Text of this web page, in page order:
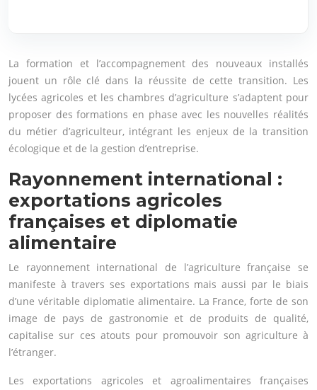
La formation et l’accompagnement des nouveaux installés
jouent un rôle clé dans la réussite de cette transition. Les
lycées agricoles et les chambres d’agriculture s’adaptent pour
proposer des formations en phase avec les nouvelles réalités
du métier d’agriculteur, intégrant les enjeux de la transition
écologique et de la gestion d’entreprise.
Rayonnement international :
exportations agricoles
françaises et diplomatie
alimentaire
Le rayonnement international de l’agriculture française se
manifeste à travers ses exportations mais aussi par le biais
d’une véritable diplomatie alimentaire. La France, forte de son
image de pays de gastronomie et de produits de qualité,
capitalise sur ces atouts pour promouvoir son agriculture à
l’étranger.
Les exportations agricoles et agroalimentaires françaises